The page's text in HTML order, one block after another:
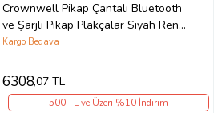
Crownwell Pikap Çantalı Bluetooth
ve Şarjlı Pikap Plakçalar Siyah Renk
(Karışık)
Kargo Bedava
6308,07 TL
500 TL ve Üzeri %10 İndirim